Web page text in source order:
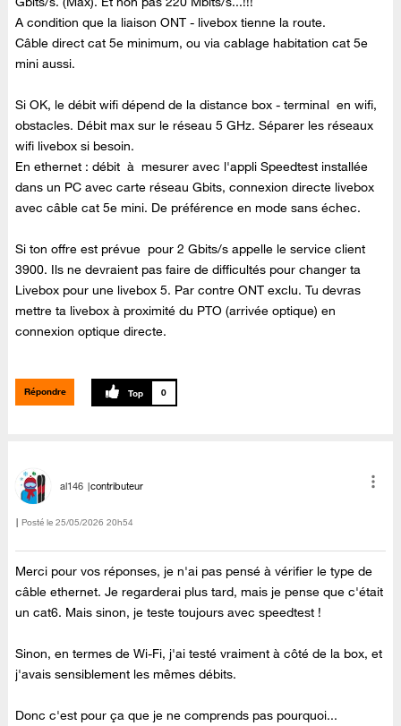
A condition que la liaison ONT - livebox tienne la route.
Câble direct cat 5e minimum, ou via cablage habitation cat 5e
mini aussi.
Si OK, le débit wifi dépend de la distance box - terminal en wifi,
obstacles. Débit max sur le réseau 5 GHz. Séparer les réseaux
wifi livebox si besoin.
En ethernet : débit à mesurer avec l'appli Speedtest installée
dans un PC avec carte réseau Gbits, connexion directe livebox
avec câble cat 5e mini. De préférence en mode sans échec.
Si ton offre est prévue pour 2 Gbits/s appelle le service client
3900. Ils ne devraient pas faire de difficultés pour changer ta
Livebox pour une livebox 5. Par contre ONT exclu. Tu devras
mettre ta livebox à proximité du PTO (arrivée optique) en
connexion optique directe.
Répondre 0
al146 contributeur
Posté le ‎25/05/2026 20h54
Merci pour vos réponses, je n'ai pas pensé à vérifier le type de
câble ethernet. Je regarderai plus tard, mais je pense que c'était
un cat6. Mais sinon, je teste toujours avec speedtest !
Sinon, en termes de Wi-Fi, j'ai testé vraiment à côté de la box, et
j'avais sensiblement les mêmes débits.
Donc c'est pour ça que je ne comprends pas pourquoi...